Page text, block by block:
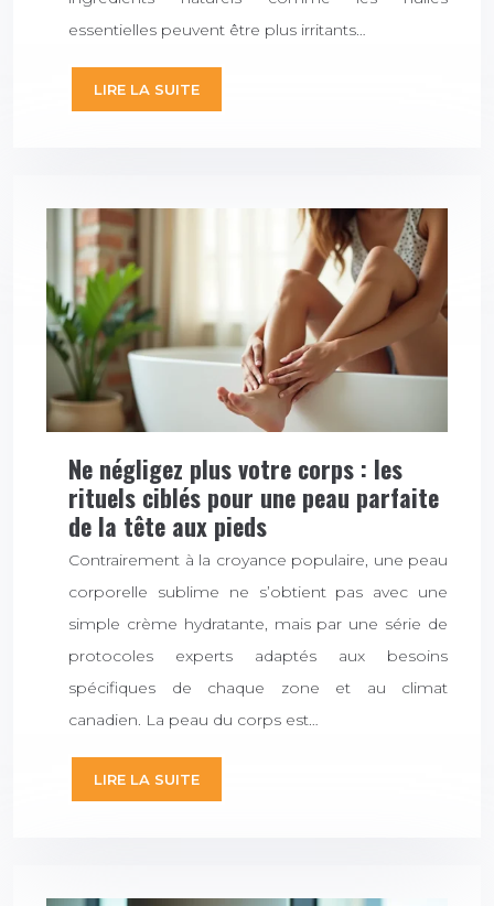
essentielles peuvent être plus irritants…
LIRE LA SUITE
Ne négligez plus votre corps : les
rituels ciblés pour une peau parfaite
de la tête aux pieds
Contrairement à la croyance populaire, une peau
corporelle sublime ne s’obtient pas avec une
simple crème hydratante, mais par une série de
protocoles experts adaptés aux besoins
spécifiques de chaque zone et au climat
canadien. La peau du corps est…
LIRE LA SUITE